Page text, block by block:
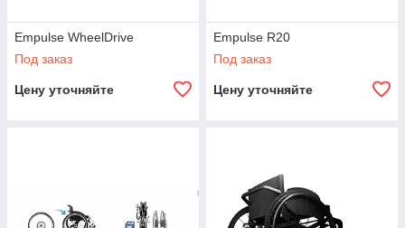
Empulse WheelDrive
Под заказ
Цену уточняйте
Empulse R20
Под заказ
Цену уточняйте